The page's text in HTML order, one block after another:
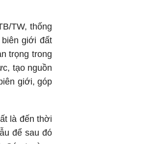
TW, thống
giới đất
trọng trong
tạo nguồn
giới, góp
là đến thời
để sau đó